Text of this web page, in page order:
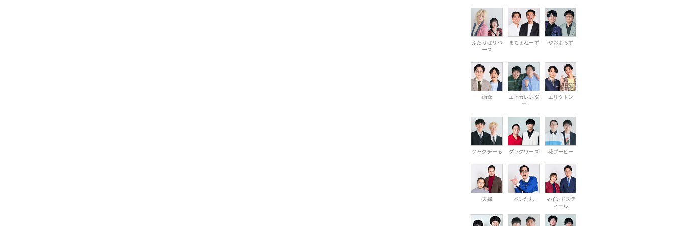
ふたりはリバ
ース
まちょねーず やおよろず
雨傘
エビカレンダ
ー
エリクトン
ジャグチーる ダックワーズ 花ブービー
夫婦 ペンた丸
マインドステ
ィール